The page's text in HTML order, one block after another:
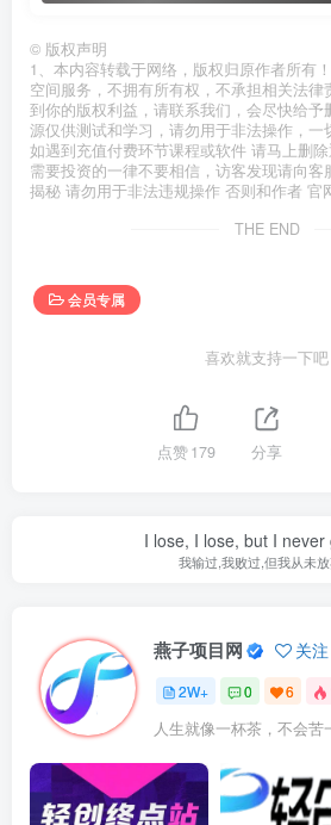
© 版权声明
1、本内容转载于网络，版权归原作者所有
空间服务，不拥有所有权，不承担相关法
到你的版权利益，请联系我们，会尽快给予
源仅供测试和学习，请勿用于非法操作，一
如遇到充值付费环节课程或软件 请马上删
需要投资的一律不要相信，访客发现请向客
揭秘 请勿用于非法违规操作 否则和作者 官
THE END
会员专属
喜欢就支持一下吧
点赞179 分享
I lose, I lose, but I never
我输过,我败过,但我从未
燕子项目网 关注
2W+ 0 6
人生就像一杯茶，不会